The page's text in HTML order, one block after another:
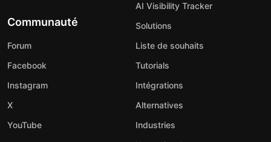
Communauté
Forum
Facebook
Instagram
X
YouTube
AI Visibility Tracker
Solutions
Liste de souhaits
Tutorials
Intégrations
Alternatives
Industries